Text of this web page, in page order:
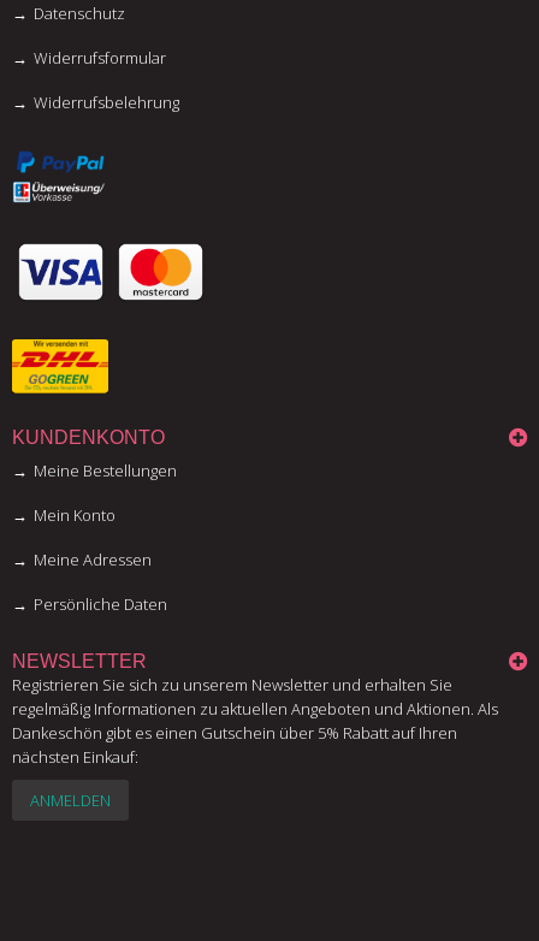
Datenschutz
Widerrufsformular
Widerrufsbelehrung
KUNDENKONTO
Meine Bestellungen
Mein Konto
Meine Adressen
Persönliche Daten
NEWSLETTER
Registrieren Sie sich zu unserem Newsletter und erhalten Sie
regelmäßig Informationen zu aktuellen Angeboten und Aktionen. Als
Dankeschön gibt es einen Gutschein über 5% Rabatt auf Ihren
nächsten Einkauf:
ANMELDEN